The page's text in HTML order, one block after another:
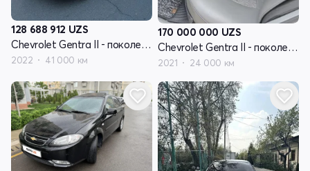
128 688 912 UZS
Chevrolet Gentra II - поколение
2022 41 000 км
170 000 000 UZS
Chevrolet Gentra II - поколение
2021 24 000 км